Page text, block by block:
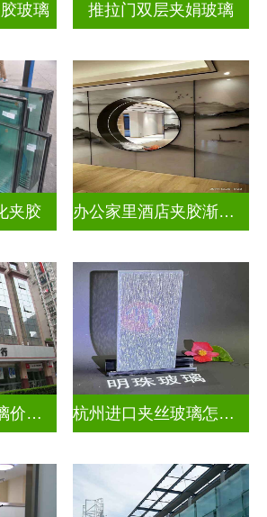
玻璃 推拉门双层夹娟玻璃
夹胶 办公家里酒店夹胶渐变玻璃
金华楼梯夹丝玻璃价钱多少一米 杭州进口夹丝玻璃怎么卖